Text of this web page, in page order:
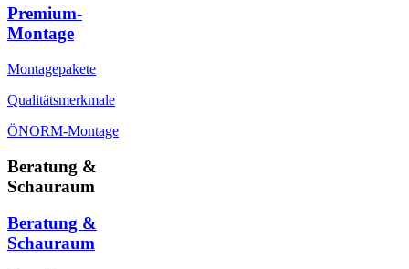
Premium-
Montage
Montagepakete
Qualitätsmerkmale
ÖNORM-Montage
Beratung &
Schauraum
Beratung &
Schauraum